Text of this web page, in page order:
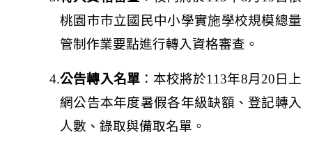
桃園市市立國民中小學實施學校規模總量
管制作業要點進行轉入資格審查。
4.公告轉入名單：本校將於113年8月 20 日上
網公告本年度暑假各年級缺額、登記轉入
人數、錄取與備取名單。